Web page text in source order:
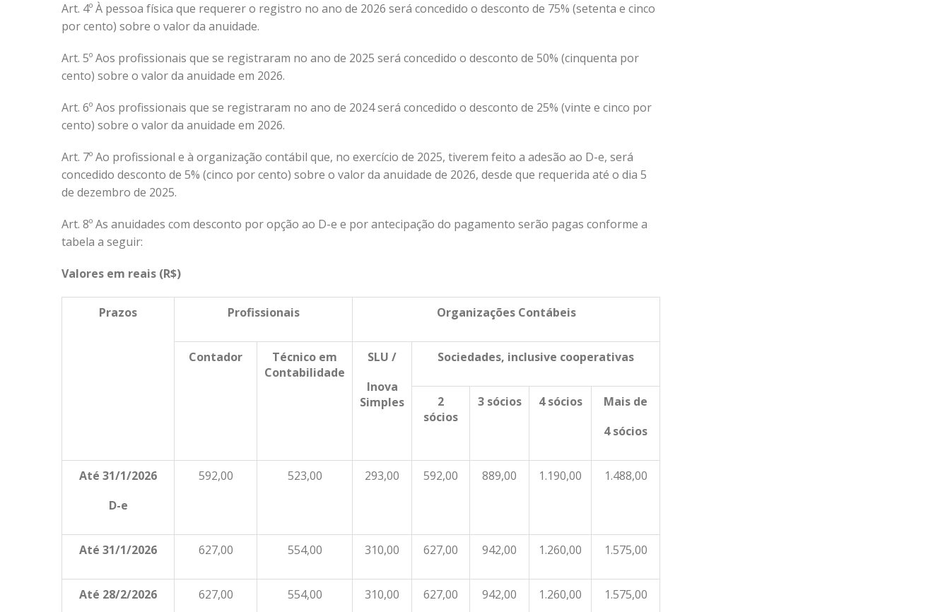
Art. 4º À pessoa física que requerer o registro no ano de 2026 será concedido o desconto de 75% (setenta e cinco
por cento) sobre o valor da anuidade.
Art. 5º Aos profissionais que se registraram no ano de 2025 será concedido o desconto de 50% (cinquenta por
cento) sobre o valor da anuidade em 2026.
Art. 6º Aos profissionais que se registraram no ano de 2024 será concedido o desconto de 25% (vinte e cinco por
cento) sobre o valor da anuidade em 2026.
Art. 7º Ao profissional e à organização contábil que, no exercício de 2025, tiverem feito a adesão ao D-e, será
concedido desconto de 5% (cinco por cento) sobre o valor da anuidade de 2026, desde que requerida até o dia 5
de dezembro de 2025.
Art. 8º As anuidades com desconto por opção ao D-e e por antecipação do pagamento serão pagas conforme a
tabela a seguir:
Valores em reais (R$)
Prazos Profissionais Organizações Contábeis
Contador
Técnico em
Contabilidade
SLU /
Inova
Simples
Sociedades, inclusive cooperativas
2
sócios
3 sócios 4 sócios
Mais de
4 sócios
Até 31/1/2026
D-e
592,00 523,00 293,00 592,00 889,00 1.190,00 1.488,00
Até 31/1/2026 627,00 554,00 310,00 627,00 942,00 1.260,00 1.575,00
Até 28/2/2026
627,00 554,00 310,00 627,00 942,00 1.260,00 1.575,00